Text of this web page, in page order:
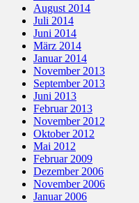
August 2014
Juli 2014
Juni 2014
März 2014
Januar 2014
November 2013
September 2013
Juni 2013
Februar 2013
November 2012
Oktober 2012
Mai 2012
Februar 2009
Dezember 2006
November 2006
Januar 2006